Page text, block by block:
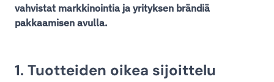
vahvistat markkinointia ja yrityksen brändiä
pakkaamisen avulla.
1. Tuotteiden oikea sijoittelu